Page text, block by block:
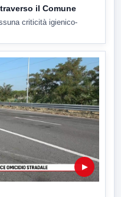
il Comune
criticità igienico-
▶